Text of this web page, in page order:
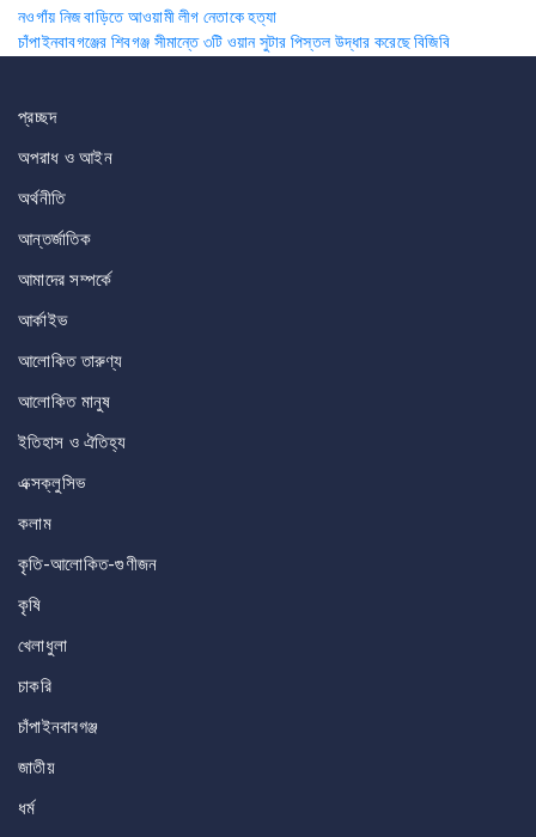
Post
navigation
নওগাঁয় নিজ বাড়িতে আওয়ামী লীগ নেতাকে হত্যা
চাঁপাইনবাবগঞ্জের শিবগঞ্জ সীমান্তে ৩টি ওয়ান সুটার পিস্তল উদ্ধার করেছে বিজিবি
প্রচ্ছদ
অপরাধ ও আইন
অর্থনীতি
আন্তর্জাতিক
আমাদের সম্পর্কে
আর্কাইভ
আলোকিত তারুণ্য
আলোকিত মানুষ
ইতিহাস ও ঐতিহ্য
এক্সক্লুসিভ
কলাম
কৃতি-আলোকিত-গুণীজন
কৃষি
খেলাধুলা
চাকরি
চাঁপাইনবাবগঞ্জ
জাতীয়
ধর্ম